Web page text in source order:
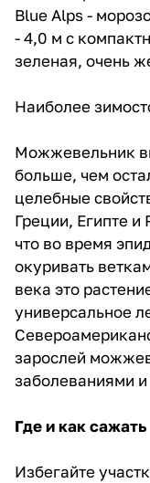
Blue Alps -
- 4,0 м с
зеленая, очень
Наиболее
Можжевельник
больше, чем
целебные
Греции, Египте
что во время
окуривать
века это
универсальное
зарослей
заболеваниями
Где и как сажать
Избегайте